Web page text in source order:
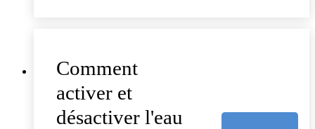
Comment
activer et
désactiver l'eau